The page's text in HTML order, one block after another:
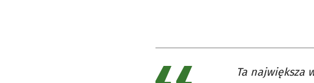
Ta największa